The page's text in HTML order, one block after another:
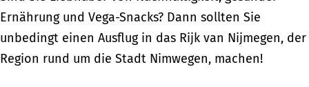
t
e
n
r
h
o
n
H
o
l
e
r
u
n
a
c
h
Ernährung und Vega-Snacks? Dann sollten Sie
unbedingt einen Ausflug in das Rijk van Nijmegen, der
Region rund um die Stadt Nimwegen, machen!